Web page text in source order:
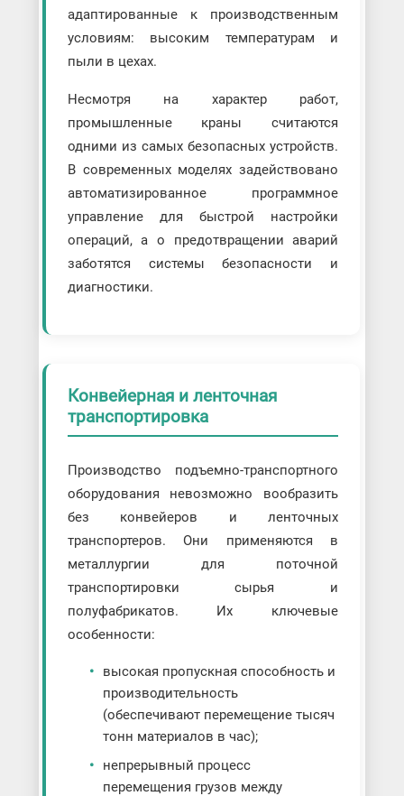
адаптированные к производственным
условиям: высоким температурам и
пыли в цехах.
Несмотря на характер работ,
промышленные краны считаются
одними из самых безопасных устройств.
В современных моделях задействовано
автоматизированное программное
управление для быстрой настройки
операций, а о предотвращении аварий
заботятся системы безопасности и
диагностики.
Конвейерная и ленточная
транспортировка
Производство подъемно-транспортного
оборудования невозможно вообразить
без конвейеров и ленточных
транспортеров. Они применяются в
металлургии для поточной
транспортировки сырья и
полуфабрикатов. Их ключевые
особенности:
высокая пропускная способность и
производительность
(обеспечивают перемещение тысяч
тонн материалов в час);
непрерывный процесс
перемещения грузов между